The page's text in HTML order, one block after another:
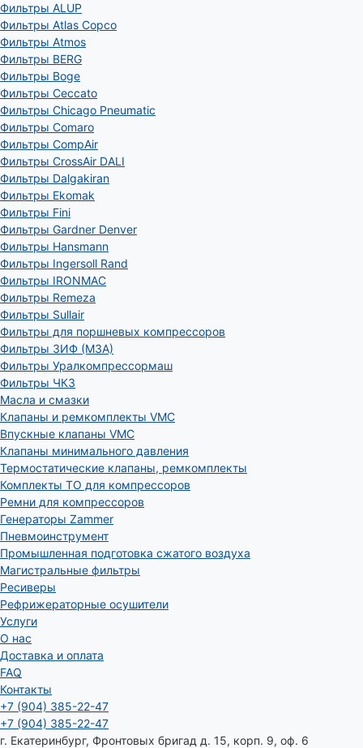
Фильтры ALUP
Фильтры Atlas Copco
Фильтры Atmos
Фильтры BERG
Фильтры Boge
Фильтры Ceccato
Фильтры Chicago Pneumatic
Фильтры Comaro
Фильтры CompAir
Фильтры CrossAir DALI
Фильтры Dalgakiran
Фильтры Ekomak
Фильтры Fini
Фильтры Gardner Denver
Фильтры Hansmann
Фильтры Ingersoll Rand
Фильтры IRONMAC
Фильтры Remeza
Фильтры Sullair
Фильтры для поршневых компрессоров
Фильтры ЗИФ (МЗА)
Фильтры Уралкомпрессормаш
Фильтры ЧКЗ
Масла и смазки
Клапаны и ремкомплекты VMC
Впускные клапаны VMC
Клапаны минимального давления
Термостатические клапаны, ремкомплекты
Комплекты ТО для компрессоров
Ремни для компрессоров
Генераторы Zammer
Пневмоинструмент
Промышленная подготовка сжатого воздуха
Магистральные фильтры
Ресиверы
Рефрижераторные осушители
Услуги
О нас
Доставка и оплата
FAQ
Контакты
+7 (904) 385-22-47
+7 (904) 385-22-47
г. Екатеринбург, Фронтовых бригад д. 15, корп. 9, оф. 6